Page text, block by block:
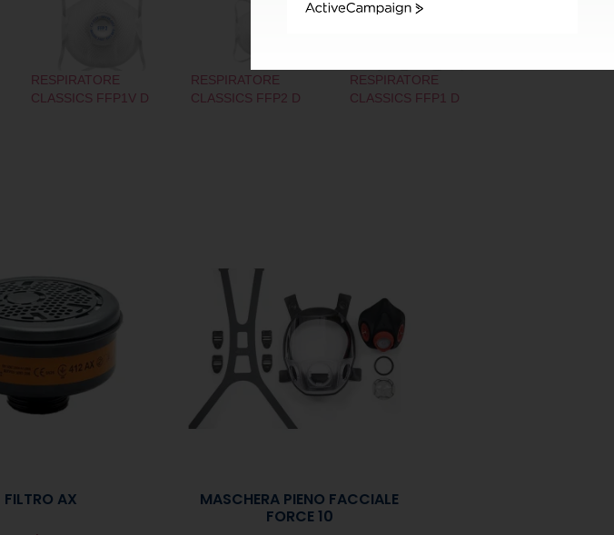
RESPIRATORE
CLASSICS FFP1V D
RESPIRATORE
CLASSICS FFP2 D
RESPIRATORE
CLASSICS FFP1 D
FILTRO AX
MASCHERA PIENO FACCIALE
FORCE 10
ActiveCampaign